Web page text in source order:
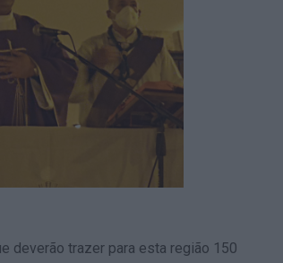
deverão trazer para esta região 150